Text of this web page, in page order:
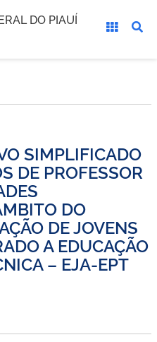
DO PIAUÍ
SIMPLIFICADO
DE PROFESSOR
DO
DE JOVENS
A EDUCAÇÃO
– EJA-EPT